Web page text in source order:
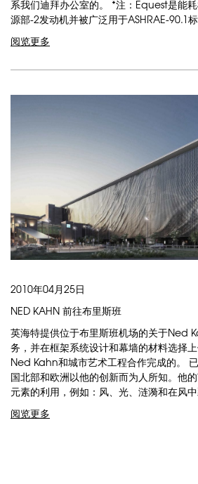
系我们迪拜办公室的。 *注：Equest是能
源部-2发动机并被广泛用于ASHRAE-90.1标
阅览更多
2010年04月25日
NED KAHN 前往布里斯班
英海特提供位于布里斯班机场的关于Ned
务，并在框架系统设计和幕墙的材料选择
Ned Kahn和城市艺术工程合作完成的。
国北部和欧洲以他的创新而为人所知。他
元素的利用，例如：风、光、涟漪和在
阅览更多